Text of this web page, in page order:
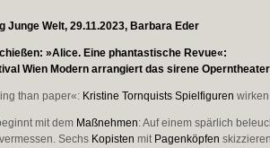
Junge Welt, 29.11.2023, Barbara Eder
»Alice. Eine phantastische Revue«:
Wien Modern arrangiert das sirene
than paper«: Kristine Tornquists Spielfiguren
mit dem Maßnehmen: Auf einem spärlich
Sechs Kopisten mit Pagenköpfen